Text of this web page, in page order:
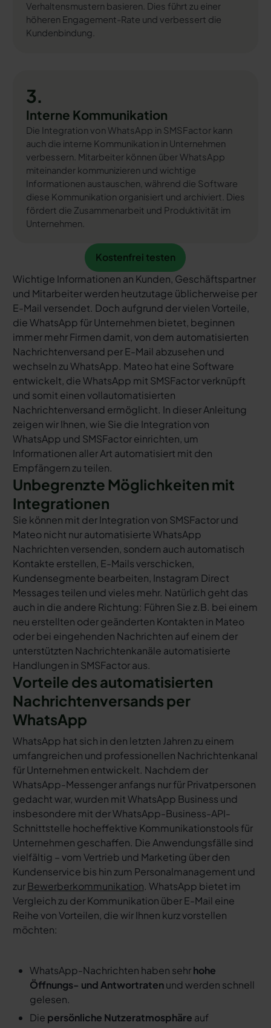
Verhaltensmustern basieren. Dies führt zu einer
höheren Engagement-Rate und verbessert die
Kundenbindung.
3.
Interne Kommunikation
Die Integration von WhatsApp in SMSFactor kann
auch die interne Kommunikation in Unternehmen
verbessern. Mitarbeiter können über WhatsApp
miteinander kommunizieren und wichtige
Informationen austauschen, während die Software
diese Kommunikation organisiert und archiviert. Dies
fördert die Zusammenarbeit und Produktivität im
Unternehmen.
Kostenfrei testen
Kostenfrei testen
Wichtige Informationen an Kunden, Geschäftspartner
und Mitarbeiter werden heutzutage üblicherweise per
E-Mail versendet. Doch aufgrund der vielen Vorteile,
die WhatsApp für Unternehmen bietet, beginnen
immer mehr Firmen damit, von dem automatisierten
Nachrichtenversand per E-Mail abzusehen und
wechseln zu WhatsApp. Mateo hat eine Software
entwickelt, die WhatsApp mit SMSFactor verknüpft
und somit einen vollautomatisierten
Nachrichtenversand ermöglicht. In dieser Anleitung
zeigen wir Ihnen, wie Sie die Integration von
WhatsApp und SMSFactor einrichten, um
Informationen aller Art automatisiert mit den
Empfängern zu teilen.
Unbegrenzte Möglichkeiten mit
Integrationen
Sie können mit der Integration von SMSFactor und
Mateo nicht nur automatisierte WhatsApp
Nachrichten versenden, sondern auch automatisch
Kontakte erstellen, E-Mails verschicken,
Kundensegmente bearbeiten, Instagram Direct
Messages teilen und vieles mehr. Natürlich geht das
auch in die andere Richtung: Führen Sie z.B. bei einem
neu erstellten oder geänderten Kontakten in Mateo
oder bei eingehenden Nachrichten auf einem der
unterstützten Nachrichtenkanäle automatisierte
Handlungen in SMSFactor aus.
Vorteile des automatisierten
Nachrichtenversands per
WhatsApp
WhatsApp hat sich in den letzten Jahren zu einem
umfangreichen und professionellen Nachrichtenkanal
für Unternehmen entwickelt. Nachdem der
WhatsApp-Messenger anfangs nur für Privatpersonen
gedacht war, wurden mit WhatsApp Business und
insbesondere mit der WhatsApp-Business-API-
Schnittstelle hocheffektive Kommunikationstools für
Unternehmen geschaffen. Die Anwendungsfälle sind
vielfältig – vom Vertrieb und Marketing über den
Kundenservice bis hin zum Personalmanagement und
zurBewerberkommunikation. WhatsApp bietet im
Vergleich zu der Kommunikation über E-Mail eine
Reihe von Vorteilen, die wir Ihnen kurz vorstellen
möchten:
WhatsApp-Nachrichten haben sehrhohe
Öffnungs- und Antwortratenund werden schnell
gelesen.
Die persönliche Nutzeratmosphäre auf